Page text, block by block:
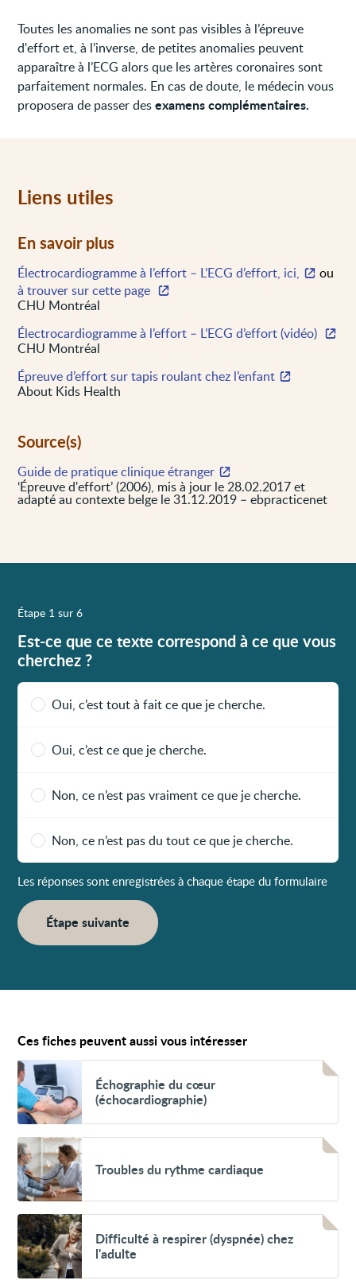
Toutes les anomalies ne sont pas visibles à l’épreuve
d'effort et, à l’inverse, de petites anomalies peuvent
apparaître à l’ECG alors que les artères coronaires sont
parfaitement normales. En cas de doute, le médecin vous
proposera de passer desexamens complémentaires.
Liens utiles
En savoir plus
Électrocardiogramme à l’effort – L’ECG d’effort, ici,
ou
à trouver sur cette page
CHU Montréal
Électrocardiogramme à l’effort – L’ECG d’effort (vidéo)
CHU Montréal
Épreuve d’effort sur tapis roulant chez l’enfant
About Kids Health
Source(s)
Guide de pratique clinique étranger
‘Épreuve d'effort’ (2006), mis à jour le 28.02.2017 et
adapté au contexte belge le 31.12.2019 – ebpracticenet
Étape 1 sur 6
Est-ce que ce texte correspond à ce que vous
cherchez ?
Oui, c’est tout à fait ce que je cherche.
Oui, c’est ce que je cherche.
Non, ce n’est pas vraiment ce que je cherche.
Non, ce n’est pas du tout ce que je cherche.
Les réponses sont enregistrées à chaque étape du formulaire
Étape suivante
Ces fiches peuvent aussi vous intéresser
Voir
Échographie
du
cœur
(échocardiographie)
Échographie du cœur
(échocardiographie)
Voir
Troubles
du
rythme
cardiaque
Troubles du rythme cardiaque
Voir
Difficulté
à
respirer
(dyspnée)
Difficulté à respirer (dyspnée) chez
l'adulte